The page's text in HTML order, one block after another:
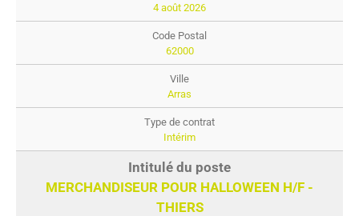
4 août 2026
62000
Arras
Intérim
MERCHANDISEUR POUR HALLOWEEN H/F -
THIERS